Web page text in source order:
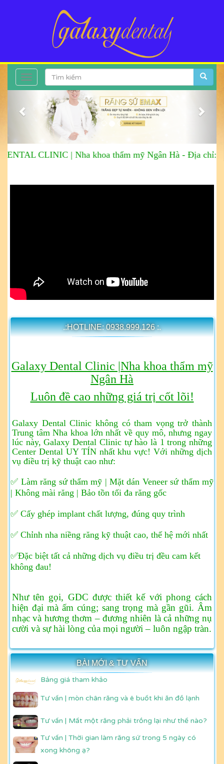
Toggle
navigation
Previous Next
CLINIC |Nha khoa thẩm mỹ Ngân Hà-Địa chỉ: Sô
.:HOTLINE: 0938.999.126 :.
Galaxy Dental Clinic |Nha khoa thẩm mỹ
Ngân Hà
Luôn đề cao những giá trị cốt lõi!
Galaxy Dental Clinic không có tham vọng trở thành
Trung tâm Nha khoa lớn nhất về quy mô, nhưng ngay
lúc này, Galaxy Dental Clinic tự hào là 1 trong những
Center Dental UY TÍN nhất khu vực! Với những dịch
vụ điều trị kỹ thuật cao như:
✅ Làm răng sứ thẩm mỹ | Mặt dán Veneer sứ thẩm mỹ
| Không mài răng | Bảo tồn tối đa răng gốc
✅ Cấy ghép implant chất lượng, đúng quy trình
✅ Chỉnh nha niềng răng kỹ thuật cao, thế hệ mới nhất
✅Đặc biệt tất cả những dịch vụ điều trị đều cam kết
không đau!
Như tên gọi, GDC được thiết kế với phong cách
hiện đại mà ấm cúng; sang trọng mà gần gũi. Âm
nhạc và hương thơm – đương nhiên là cả những nụ
cười và sự hài lòng của mọi người – luôn ngập tràn.
BÀI MỚI & TƯ VẤN
Bảng giá tham khảo
Tư vấn | mòn chân răng và ê buốt khi ăn đồ lạnh
Tư vấn | Mất một răng phải trồng lại như thế nào?
Tư vấn | Thời gian làm răng sứ trong 5 ngày có
xong không ạ?